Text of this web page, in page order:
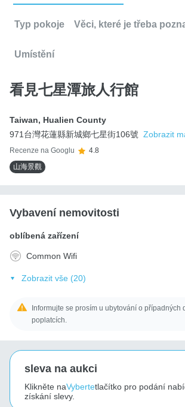
Typ pokoje Věci, které je třeba
Umístění
看見七星潭旅人行館
Taiwan, Hualien County
971台灣花蓮縣新城鄉七星街106號 Zobrazit
Recenze na Googlu
4.8
山海景觀
Vybavení nemovitosti
oblíbená zařízení
Common Wifi
Zobrazit vše (20)
Informujte se prosím u ubytování o případných
poplatcích.
sleva na aukci
Klikněte naVybertetlačítko pro podání
získání slevy.